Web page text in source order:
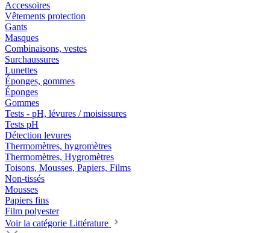
Accessoires
Vêtements protection
Gants
Masques
Combinaisons, vestes
Surchaussures
Lunettes
Éponges, gommes
Éponges
Gommes
Tests - pH, lévures / moisissures
Tests pH
Détection levures
Thermomètres, hygromètres
Thermomètres, Hygromètres
Toisons, Mousses, Papiers, Films
Non-tissés
Mousses
Papiers fins
Film polyester
Voir la catégorie Littérature